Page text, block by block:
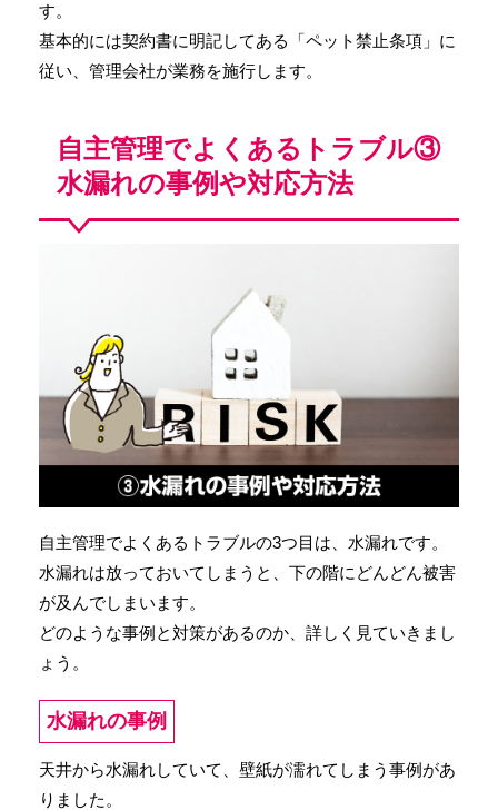
す。
基本的には契約書に明記してある「ペット禁止条項」に
従い、管理会社が業務を施行します。
自主管理でよくあるトラブル③
水漏れの事例や対応方法
自主管理でよくあるトラブルの3つ目は、水漏れです。
水漏れは放っておいてしまうと、下の階にどんどん被害
が及んでしまいます。
どのような事例と対策があるのか、詳しく見ていきまし
ょう。
水漏れの事例
天井から水漏れしていて、壁紙が濡れてしまう事例があ
りました。